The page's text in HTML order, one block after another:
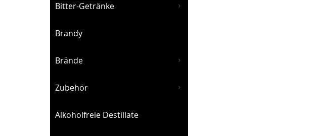
Bitter-Getränke
Brandy
Brände
Zubehör
Alkoholfreie Destillate